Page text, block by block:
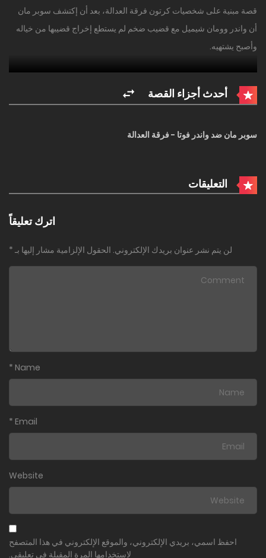
قصة مبنية على شخصيات كرتون فرقة العدالة، بعد أن إكتشف سوبر مان
أن واندر وومان شيميل مع قضيب ضخم لم يستطع إخراج قضيبها من خياله
وأصبح يشتهيه.
أحدث أجزاء القصة
سوبر مان ضد واندر فوتا - فرقة العدالة
التعليقات
اترك تعليقاً
لن يتم نشر عنوان بريدك الإلكتروني. الحقول الإلزامية مشار إليها بـ *
Name
*
Email
*
Website
احفظ اسمي، بريدي الإلكتروني، والموقع الإلكتروني في هذا المتصفح
لاستخدامها المرة المقبلة في تعليقي.